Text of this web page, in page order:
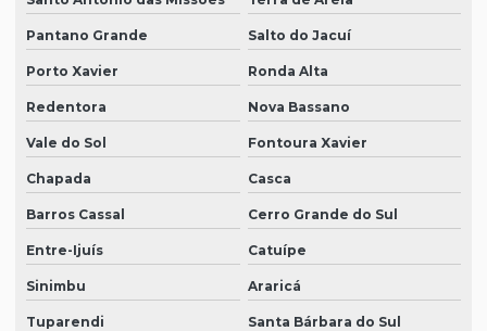
Pantano Grande Salto do Jacuí
Porto Xavier Ronda Alta
Redentora Nova Bassano
Vale do Sol Fontoura Xavier
Chapada Casca
Barros Cassal Cerro Grande do Sul
Entre-Ijuís Catuípe
Sinimbu Araricá
Tuparendi Santa Bárbara do Sul